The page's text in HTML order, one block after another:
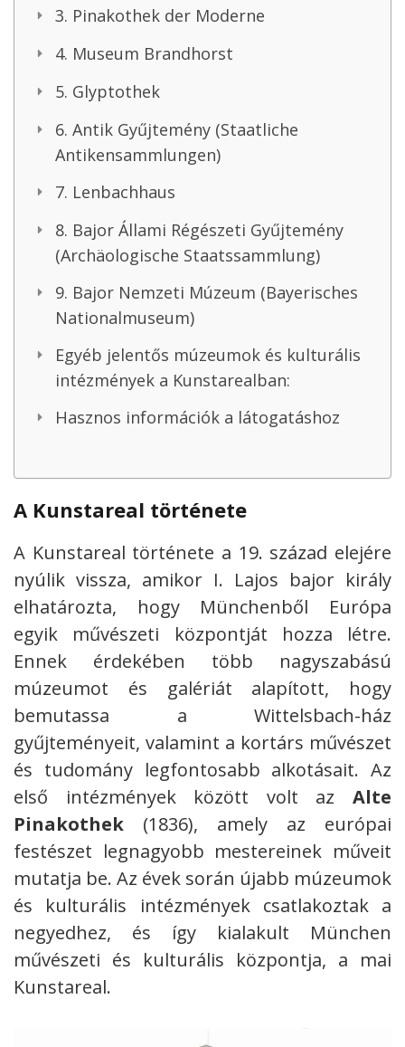
3. Pinakothek der Moderne
4. Museum Brandhorst
5. Glyptothek
6. Antik Gyűjtemény (Staatliche
Antikensammlungen)
7. Lenbachhaus
8. Bajor Állami Régészeti Gyűjtemény
(Archäologische Staatssammlung)
9. Bajor Nemzeti Múzeum (Bayerisches
Nationalmuseum)
Egyéb jelentős múzeumok és kulturális
intézmények a Kunstarealban:
Hasznos információk a látogatáshoz
A Kunstareal története
A Kunstareal története a 19. század elejére
nyúlik vissza, amikor I. Lajos bajor király
elhatározta, hogy Münchenből Európa
egyik művészeti központját hozza létre.
Ennek érdekében több nagyszabású
múzeumot és galériát alapított, hogy
bemutassa a Wittelsbach-ház
gyűjteményeit, valamint a kortárs művészet
és tudomány legfontosabb alkotásait. Az
első intézmények között volt az Alte
Pinakothek (1836), amely az európai
festészet legnagyobb mestereinek műveit
mutatja be. Az évek során újabb múzeumok
és kulturális intézmények csatlakoztak a
negyedhez, és így kialakult München
művészeti és kulturális központja, a mai
Kunstareal.